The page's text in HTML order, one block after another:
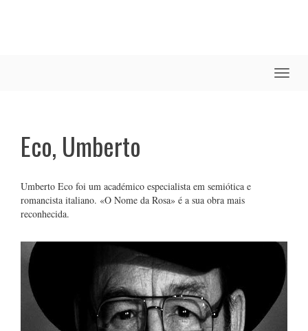
Toggle
Eco, Umberto
Umberto Eco foi um académico especialista em semiótica e
romancista italiano. «O Nome da Rosa» é a sua obra mais
reconhecida.